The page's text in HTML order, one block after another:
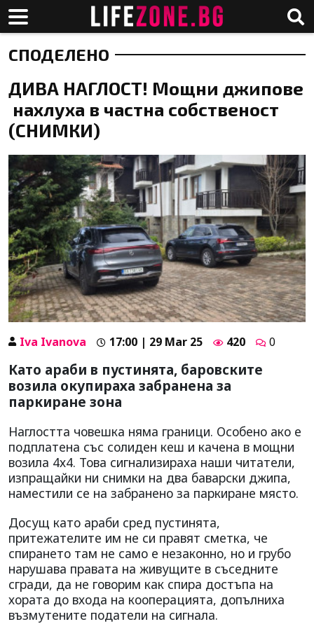
СПОДЕЛЕНО
ДИВА НАГЛОСТ! Мощни джипове
нахлуха в частна собственост
(СНИМКИ)
Iva Ivanova 17:00 | 29 Mar 25 420 0
Като араби в пустинята, баровските
возила окупираха забранена за
паркиране зона
Наглостта човешка няма граници. Особено ако е
подплатена със солиден кеш и качена в мощни
возила 4х4. Това сигнализираха наши читатели,
изпращайки ни снимки на два баварски джипа,
наместили се на забранено за паркиране място.
Досущ като араби сред пустинята,
притежателите им не си правят сметка, че
спирането там не само е незаконно, но и грубо
нарушава правата на живущите в съседните
сгради, да не говорим как спира достъпа на
хората до входа на кооперацията, допълниха
възмутените податели на сигнала.